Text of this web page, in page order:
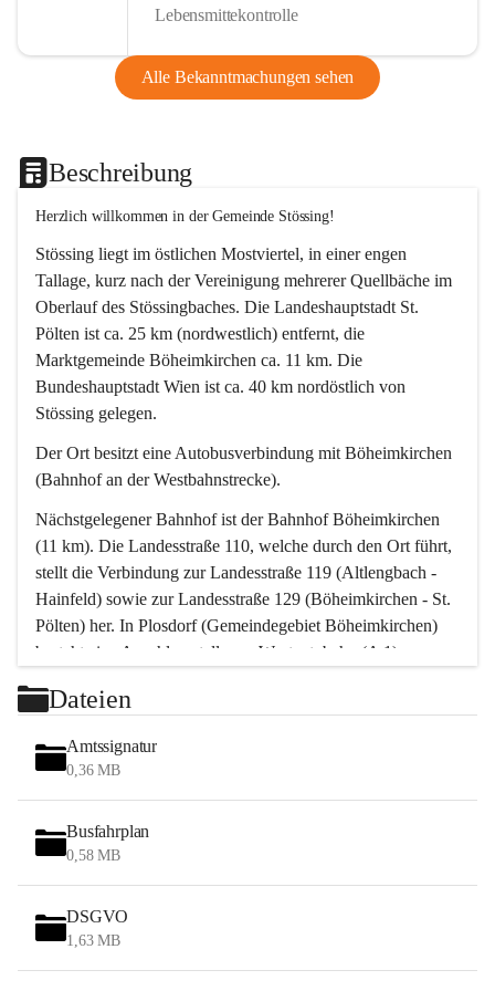
Lebensmittekontrolle
Alle Bekanntmachungen sehen
Beschreibung
Herzlich willkommen in der Gemeinde Stössing!
Stössing liegt im östlichen Mostviertel, in einer engen
Tallage, kurz nach der Vereinigung mehrerer Quellbäche im
Oberlauf des Stössingbaches. Die Landeshauptstadt St.
Pölten ist ca. 25 km (nordwestlich) entfernt, die
Marktgemeinde Böheimkirchen ca. 11 km. Die
Bundeshauptstadt Wien ist ca. 40 km nordöstlich von
Stössing gelegen.
Der Ort besitzt eine Autobusverbindung mit Böheimkirchen
(Bahnhof an der Westbahnstrecke).
Nächstgelegener Bahnhof ist der Bahnhof Böheimkirchen
(11 km). Die Landesstraße 110, welche durch den Ort führt,
stellt die Verbindung zur Landesstraße 119 (Altlengbach -
Hainfeld) sowie zur Landesstraße 129 (Böheimkirchen - St.
Pölten) her. In Plosdorf (Gemeindegebiet Böheimkirchen)
besteht eine Anschlussstelle zur Westautobahn (A 1).
Wien erreicht man in ca. 45 Minuten.
Stössing zählt noch zum Naherholungsraum Wien sowie
zum Naherholungsraum St. Pölten. Viele Bauernhöfe hatten
„ihre Wiener“. Seit 1960 bauten viele Wiener
Wochenendhäuser im Gemeindegebiet. Wegen des
waldreichen Jagdgebietes haben viele Jagdpächter ihre
Das Wandern ist aus touristischer Sicht die bedeutendste
Tätigkeit. Das hügelige Gebiet mit Wanderwegen durch
Wiesen, Wälder und Obstkulturen lädt dazu ein. Gefördert
Dateien
Amtssignatur
0,36 MB
Busfahrplan
0,58 MB
DSGVO
1,63 MB